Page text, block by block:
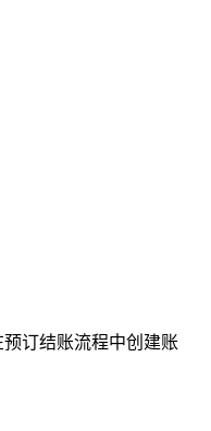
订结账流程中创建账